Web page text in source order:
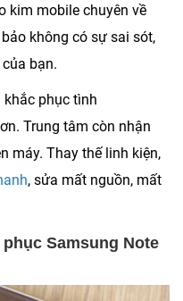
kim mobile chuyên về
không có sự sai sót,
bạn.
phục tình
Trung tâm còn nhận
máy. Thay thế linh kiện,
, sửa mất nguồn, mất
Samsung Note